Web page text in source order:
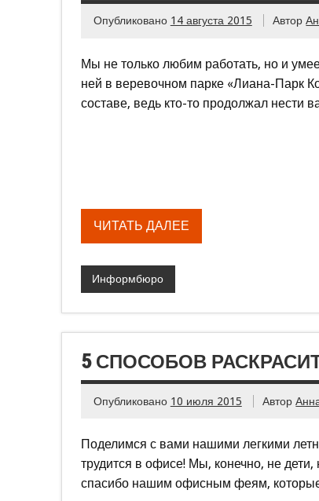
Опубликовано 14 августа 2015 Автор
Мы не только любим работать, но и
ней в веревочном парке «Лиана-Парк
составе, ведь кто-то продолжал нести
ЧИТАТЬ ДАЛЕЕ
Информбюро
5 СПОСОБОВ
Опубликовано 10 июля 2015 Автор
Поделимся с вами нашими легкими
трудится в офисе! Мы, конечно, не
спасибо нашим офисным феям, которые